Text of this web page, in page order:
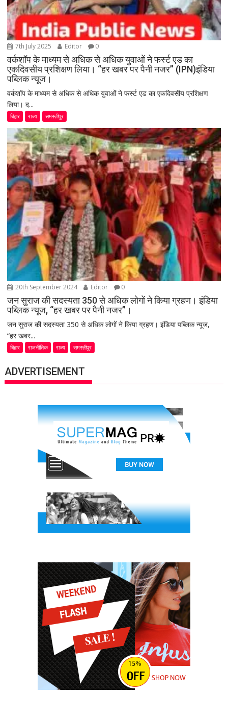
7th July 2025 Editor 0
वर्कशॉप के माध्यम से अधिक से अधिक युवाओं ने फर्स्ट एड का
एकदिवसीय प्रशिक्षण लिया। “हर खबर पर पैनी नजर” (IPN)इंडिया
पब्लिक न्यूज।
वर्कशॉप के माध्यम से अधिक से अधिक युवाओं ने फर्स्ट एड का एकदिवसीय प्रशिक्षण
लिया। द...
बिहार राज्य समस्तीपुर
20th September 2024 Editor 0
जन सुराज की सदस्यता 350 से अधिक लोगों ने किया ग्रहण। इंडिया
पब्लिक न्यूज, “हर खबर पर पैनी नजर”।
जन सुराज की सदस्यता 350 से अधिक लोगों ने किया ग्रहण। इंडिया पब्लिक न्यूज,
“हर खबर...
बिहार राजनीतिक राज्य समस्तीपुर
ADVERTISEMENT